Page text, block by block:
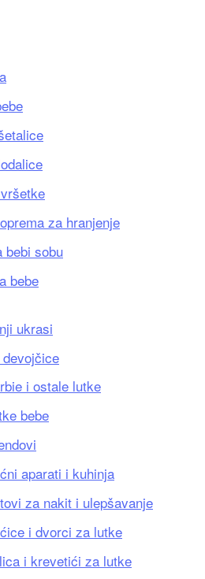
za hranjenje
bebi sobu
bebe
ukrasi
i ostale lutke
bebe
aparati i kuhinja
za nakit i ulepšavanje
i dvorci za lutke
i krevetići za lutke